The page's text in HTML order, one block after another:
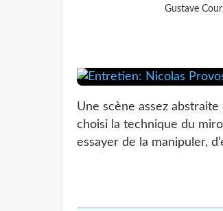
Gustave
Une scène assez
choisi la technique du
essayer de la manipuler,